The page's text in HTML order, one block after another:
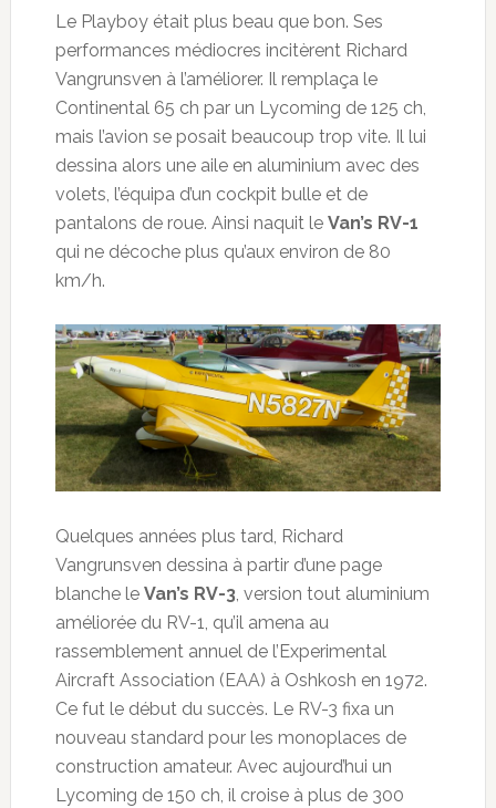
Le Playboy était plus beau que bon. Ses
performances médiocres incitèrent Richard
Vangrunsven à l’améliorer. Il remplaça le
Continental 65 ch par un Lycoming de 125 ch,
mais l’avion se posait beaucoup trop vite. Il lui
dessina alors une aile en aluminium avec des
volets, l’équipa d’un cockpit bulle et de
pantalons de roue. Ainsi naquit le Van’s RV-1
qui ne décoche plus qu’aux environ de 80
km/h.
Quelques années plus tard, Richard
Vangrunsven dessina à partir d’une page
blanche le Van’s RV-3, version tout aluminium
améliorée du RV-1, qu’il amena au
rassemblement annuel de l’Experimental
Aircraft Association (EAA) à Oshkosh en 1972.
Ce fut le début du succès. Le RV-3 fixa un
nouveau standard pour les monoplaces de
construction amateur. Avec aujourd’hui un
Lycoming de 150 ch, il croise à plus de 300